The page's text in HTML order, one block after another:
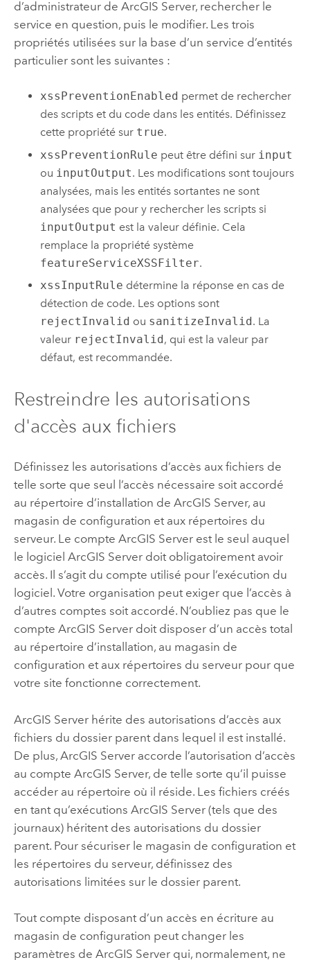
d’administrateur de ArcGIS Server, rechercher le
service en question, puis le modifier. Les trois
propriétés utilisées sur la base d’un service d’entités
particulier sont les suivantes :
xssPreventionEnabled permet de rechercher
des scripts et du code dans les entités. Définissez
cette propriété sur true.
xssPreventionRule peut être défini sur input
ou inputOutput. Les modifications sont toujours
analysées, mais les entités sortantes ne sont
analysées que pour y rechercher les scripts si
inputOutput est la valeur définie. Cela
remplace la propriété système
featureServiceXSSFilter.
xssInputRule détermine la réponse en cas de
détection de code. Les options sont
rejectInvalid ou sanitizeInvalid . La
valeur rejectInvalid , qui est la valeur par
défaut, est recommandée.
Restreindre les autorisations
d'accès aux fichiers
Définissez les autorisations d’accès aux fichiers de
telle sorte que seul l’accès nécessaire soit accordé
au répertoire d’installation de ArcGIS Server, au
magasin de configuration et aux répertoires du
serveur. Le compte ArcGIS Serverest le seul auquel
le logiciel ArcGIS Serverdoit obligatoirement avoir
accès. Il s’agit du compte utilisé pour l’exécution du
logiciel. Votre organisation peut exiger que l’accès à
d’autres comptes soit accordé. N’oubliez pas que le
compte ArcGIS Serverdoit disposer d’un accès total
au répertoire d’installation, au magasin de
configuration et aux répertoires du serveur pour que
votre site fonctionne correctement.
ArcGIS Serverhérite des autorisations d’accès aux
fichiers du dossier parent dans lequel il est installé.
De plus, ArcGIS Serveraccorde l’autorisation d’accès
au compte ArcGIS Server, de telle sorte qu’il puisse
accéder au répertoire où il réside. Les fichiers créés
en tant qu’exécutions ArcGIS Server(tels que des
journaux) héritent des autorisations du dossier
parent. Pour sécuriser le magasin de configuration et
les répertoires du serveur, définissez des
autorisations limitées sur le dossier parent.
Tout compte disposant d’un accès en écriture au
magasin de configuration peut changer les
paramètres de ArcGIS Serverqui, normalement, ne